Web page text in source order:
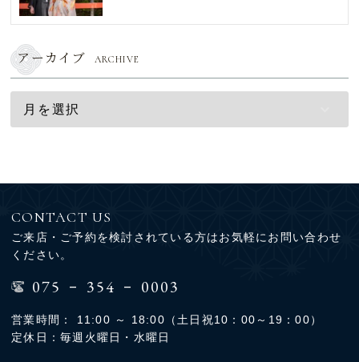
アーカイブ ARCHIVE
CONTACT US
ご来店・ご予約を検討されている方はお気軽にお問い合わせ
ください。
075 - 354 - 0003
営業時間： 11:00 ～ 18:00（土日祝10：00～19：00）
定休日：毎週火曜日・水曜日